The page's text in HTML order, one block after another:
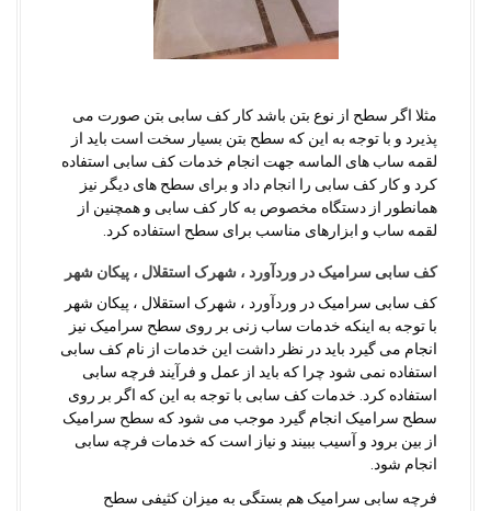
مثلا اگر سطح از نوع بتن باشد کار کف سابی بتن صورت می
پذیرد و با توجه به این که سطح بتن بسیار سخت است باید از
لقمه ساب های الماسه جهت انجام خدمات کف سابی استفاده
کرد و کار کف سابی را انجام داد و برای سطح های دیگر نیز
همانطور از دستگاه مخصوص به کار کف سابی و همچنین از
لقمه ساب و ابزارهای مناسب برای سطح استفاده کرد.
کف سابی سرامیک در وردآورد ، شهرک استقلال ، پیکان شهر
کف سابی سرامیک در وردآورد ، شهرک استقلال ، پیکان شهر
با توجه به اینکه خدمات ساب زنی بر روی سطح سرامیک نیز
انجام می گیرد باید در نظر داشت این خدمات از نام کف سابی
استفاده نمی شود چرا که باید از عمل و فرآیند فرچه سابی
استفاده کرد. خدمات کف سابی با توجه به این که اگر بر روی
سطح سرامیک انجام گیرد موجب می شود که سطح سرامیک
از بین برود و آسیب ببیند و نیاز است که خدمات فرچه سابی
انجام شود.
فرچه سابی سرامیک هم بستگی به میزان کثیفی سطح